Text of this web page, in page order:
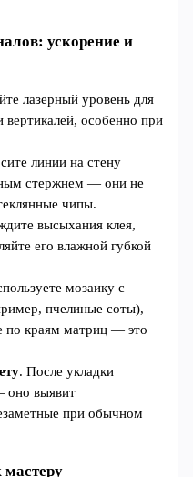
ускорение и
лазерный уровень для
вертикалей, особенно при
линии на стену
стержнем — они не
чипы.
высыхания клея,
его влажной губкой
мозаику с
пчелиные соты),
по краям матриц — это
. После укладки
оно выявит
при обычном